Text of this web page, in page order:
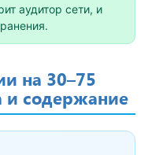
аудитор сети, и
на 30–75
и содержание